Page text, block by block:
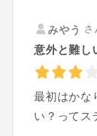
みやう
意外と難し
最初はかな
い？ってス